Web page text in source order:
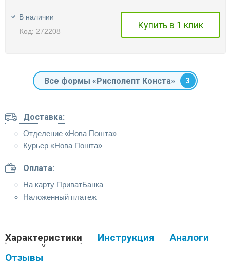
В наличии
Код: 272208
Купить в 1 клик
Все формы «Рисполепт Конста» 3
Доставка:
Отделение «Нова Пошта»
Курьер «Нова Пошта»
Оплата:
На карту ПриватБанка
Наложенный платеж
Характеристики Инструкция
Аналоги
Отзывы